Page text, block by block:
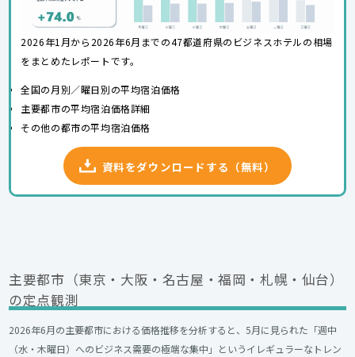
2026年1月から2026年6月までの47都道府県のビジネスホテルの相場
をまとめたレポートです。
全国の月別／曜日別の平均宿泊価格
主要都市の平均宿泊価格詳細
その他の都市の平均宿泊価格
資料をダウンロードする（無料）
主要都市（東京・大阪・名古屋・福岡・札幌・仙台）
の定点観測
2026年6月の主要都市における価格推移を分析すると、5月に見られた「週中
（水・木曜日）へのビジネス需要の極端な集中」というイレギュラーなトレン